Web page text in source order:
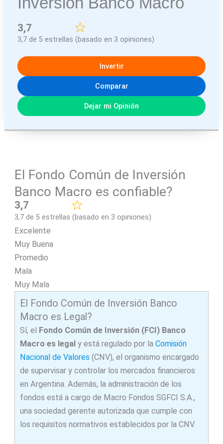
3,7
3,7 de 5 estrellas (basado en 3 opiniones)
Invertir
Comparar
Dejar mi Opinión
El Fondo Común de Inversión
Banco Macro es confiable?
3,7
3,7 de 5 estrellas (basado en 3 opiniones)
Excelente
Muy Buena
Promedio
Mala
Muy Mala
El Fondo Común de Inversión Banco
Macro es Legal?
Sí, el Fondo Común de Inversión (FCI) Banco
Macro es legal y está regulado por la Comisión
Nacional de Valores (CNV), el organismo encargado
de supervisar y controlar los mercados financieros
en Argentina. Además, la administración de los
fondos está a cargo de Macro Fondos SGFCI S.A.,
una sociedad gerente autorizada que cumple con
los requisitos normativos establecidos por la CNV.